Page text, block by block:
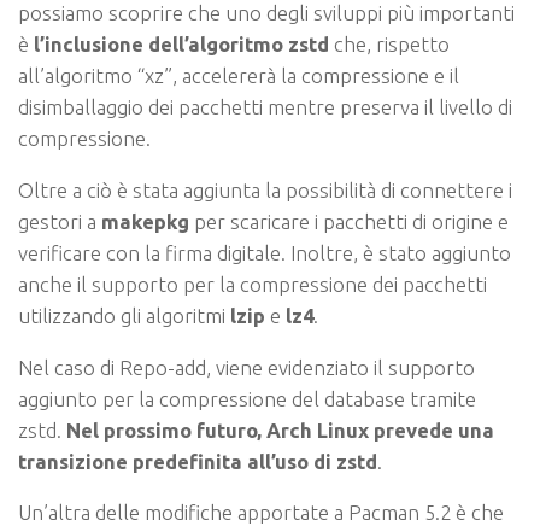
possiamo scoprire che uno degli sviluppi più importanti
è l’inclusione dell’algoritmo zstd che, rispetto
all’algoritmo “xz”, accelererà la compressione e il
disimballaggio dei pacchetti mentre preserva il livello di
compressione.
Oltre a ciò è stata aggiunta la possibilità di connettere i
gestori a makepkg per scaricare i pacchetti di origine e
verificare con la firma digitale. Inoltre, è stato aggiunto
anche il supporto per la compressione dei pacchetti
utilizzando gli algoritmi lzip e lz4.
Nel caso di Repo-add, viene evidenziato il supporto
aggiunto per la compressione del database tramite
zstd. Nel prossimo futuro, Arch Linux prevede una
transizione predefinita all’uso di zstd
Un’altra delle modifiche apportate a Pacman 5.2 è che